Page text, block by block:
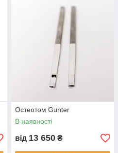
Остеотом Gunter
В наявності
від 13 650 ₴